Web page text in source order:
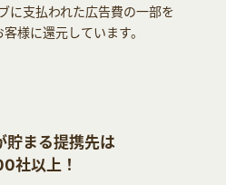
に支払われた広告費の一部を
様に還元しています。
貯まる提携先は
社以上！